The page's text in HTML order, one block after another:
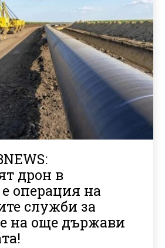
дрон в
операция на
служби за
на още държави